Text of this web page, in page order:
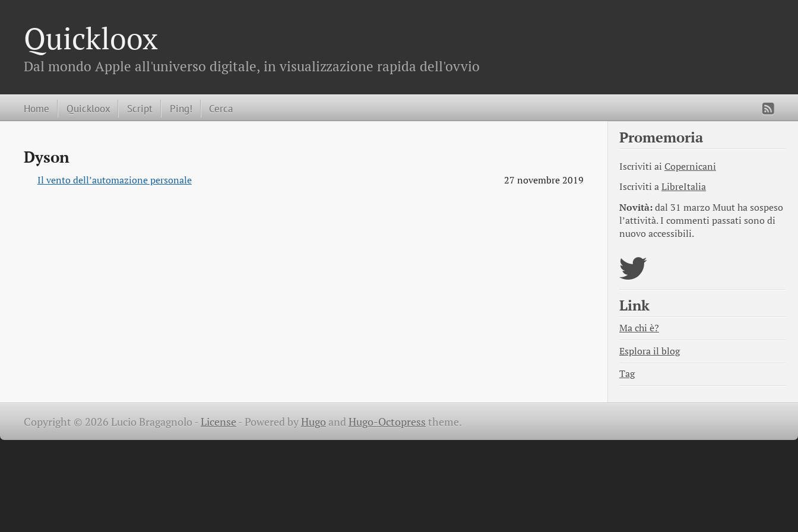
Quickloox
Dal mondo Apple all'universo digitale, in visualizzazione rapida dell'ovvio
Home Quickloox Script Ping! Cerca
Dyson
Il vento dell’automazione personale 27 novembre 2019
Promemoria
Iscriviti ai Copernicani
Iscriviti aLibreItalia
Novità:dal 31 marzo Muut ha sospeso
l’attività. I commenti passati sono di
nuovo accessibili.
Link
Ma chi è?
Esplora il blog
Tag
Copyright © 2026 Lucio Bragagnolo -License -Powered byHugoandHugo-Octopress theme.